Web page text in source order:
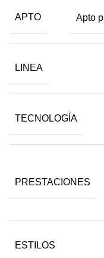
APTO Apto
LINEA
TECNOLOGÍA
PRESTACIONES
ESTILOS